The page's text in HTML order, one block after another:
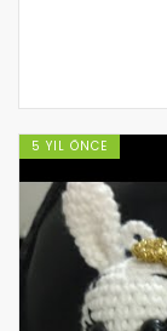
5 YIL ÖNCE